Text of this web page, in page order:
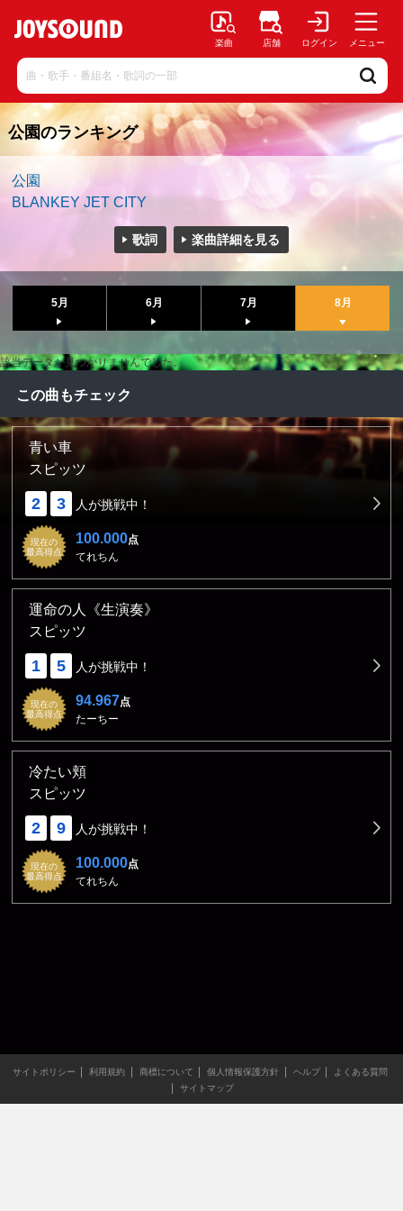
楽曲 店舗 ログイン メニュー
公園のランキング
公園
BLANKEY JET CITY
歌詞 楽曲詳細を見る
5月 6月 7月 8月
該当データが見つかりませんでした。
この曲もチェック
青い車
スピッツ
2 3 人が挑戦中！
現在の
最高得点
100.000点
てれちん
運命の人《生演奏》
スピッツ
1 5 人が挑戦中！
現在の
最高得点
94.967点
たーちー
冷たい頬
スピッツ
2 9 人が挑戦中！
現在の
最高得点
100.000点
てれちん
サイトポリシー 利用規約 商標について 個人情報保護方針 ヘルプ
よくある質問
サイトマップ